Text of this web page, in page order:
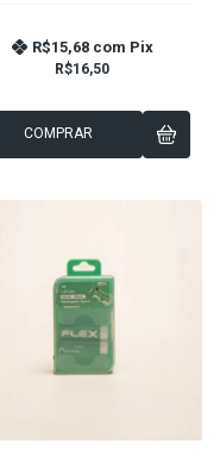
R$16,50
R$15,68 com Pix
COMPRAR